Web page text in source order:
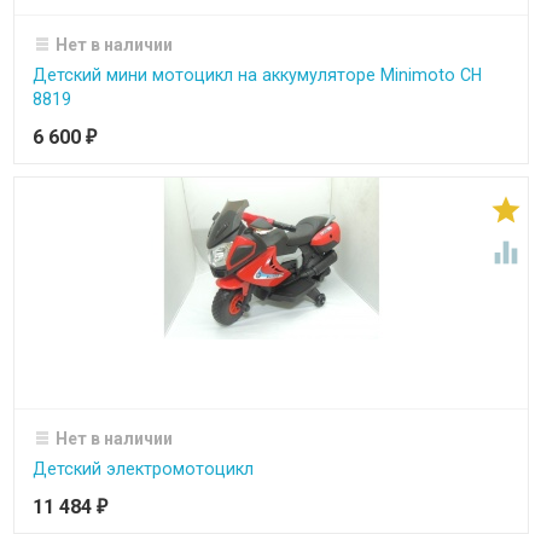
Нет в наличии
Детский мини мотоцикл на аккумуляторе Minimoto CH
8819
6 600 ₽


Нет в наличии
Детский электромотоцикл
11 484 ₽